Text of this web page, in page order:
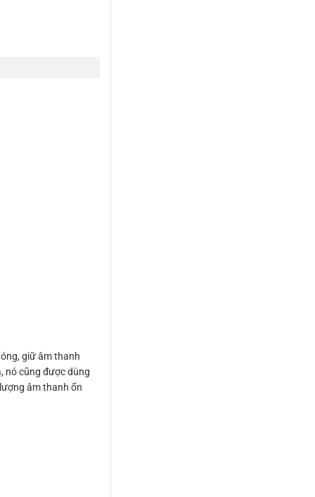
giữ âm thanh
nó cũng được dùng
âm thanh ổn